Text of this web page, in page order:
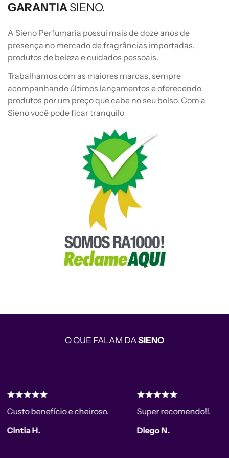
GARANTIASIENO.
A Sieno Perfumaria possui mais de doze anos de
presença no mercado de fragrâncias importadas,
produtos de beleza e cuidados pessoais.
Trabalhamos com as maiores marcas, sempre
acompanhando últimos lançamentos e oferecendo
produtos por um preço que cabe no seu bolso. Com a
Sieno você pode ficar tranquilo
O QUE FALAM DASIENO
benefício e cheiroso.
H.
Super recomendo!!.
Diego N.